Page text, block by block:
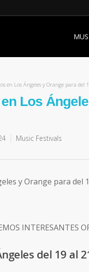
en Los Ángeles y Orange para del
Los
Music Festivals
interesantes
del 19 al